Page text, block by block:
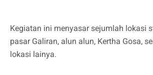
Kegiatan ini menyasar sejumlah lokasi
pasar Galiran, alun alun, Kertha Gosa,
lokasi lainya.